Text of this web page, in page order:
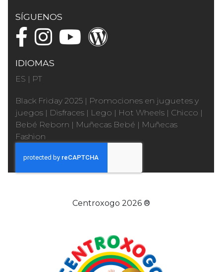
SÍGUENOS
IDIOMAS
ES | PT
Black Friday 2025 | Promociones en juguetes y
juegos | Disfraces | Lego | Hot Wheels | Chicco |
Bebé Reborn | Muñecas Bebé | Muñecas
Fashion
Centroxogo 2026 ®